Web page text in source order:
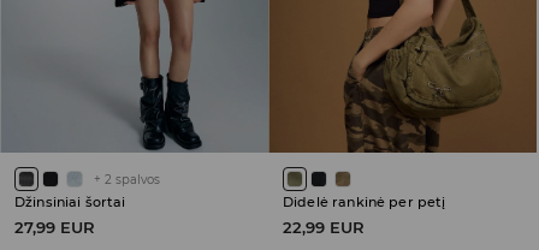
+ 2 spalvos
Džinsiniai šortai
27,99 EUR
Didelė rankinė per petį
22,99 EUR